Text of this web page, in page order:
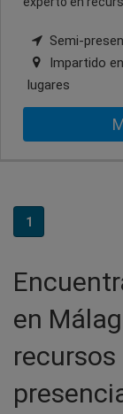
Semi-
Impartido
lugares
1
en